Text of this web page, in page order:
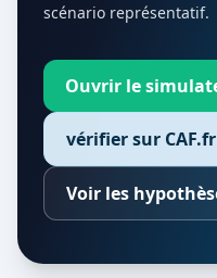
scénario représentatif.
Ouvrir le
vérifier sur CAF.fr
Voir les